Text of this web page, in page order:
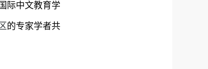
际中文教育学
的专家学者共